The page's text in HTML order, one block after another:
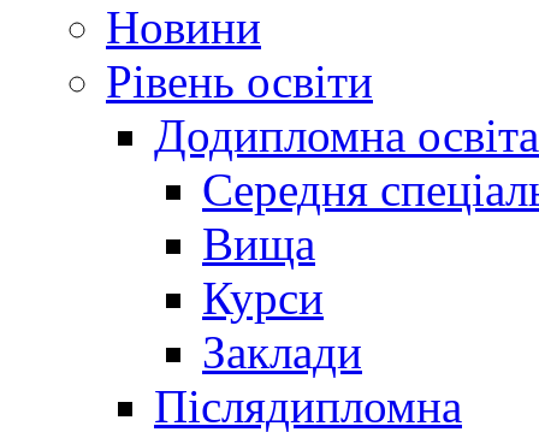
Новини
Рівень освіти
Додипломна освіта
Середня
Вища
Курси
Заклади
Післядипломна